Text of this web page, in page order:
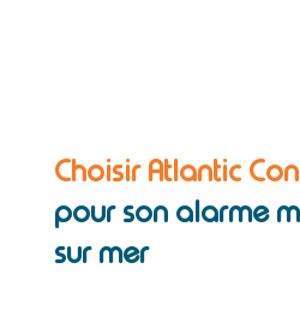
Choisir Atlantic
pour son alarme
sur mer